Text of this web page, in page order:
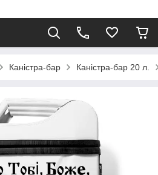
Каністра-бар Каністра-бар 20 л.